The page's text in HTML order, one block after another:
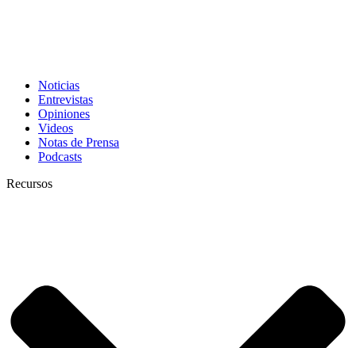
Noticias
Entrevistas
Opiniones
Videos
Notas de Prensa
Podcasts
Recursos